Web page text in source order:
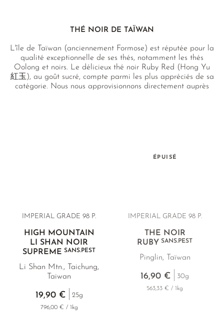
THÉ NOIR DE TAÏWAN
L'île de Taïwan (anciennement Formose) est réputée pour la
qualité exceptionnelle de ses thés, notamment les thés
Oolong et noirs. Le délicieux thé noir Ruby Red (Hong Yu
紅玉), au goût sucré, compte parmi les plus appréciés de sa
catégorie. Nous nous approvisionnons directement auprès
IMPERIAL GRADE 98 P.
HIGH MOUNTAIN
LI SHAN NOIR
SUPREMESANS.PEST
Li Shan Mtn., Taichung,
Taiwan
19,90 € 25g
796,00 € / 1kg
ÉPUISÉ
IMPERIAL GRADE 98 P.
THÉ NOIR
RUBYSANS.PEST
Pinglin, Taïwan
16,90 € 30g
563,33 € / 1kg